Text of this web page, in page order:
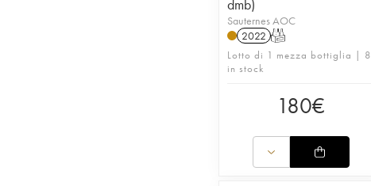
dmb)
Sauternes AOC
2022 T
Lotto di 1 mezza bottiglia | 8
in stock
180€